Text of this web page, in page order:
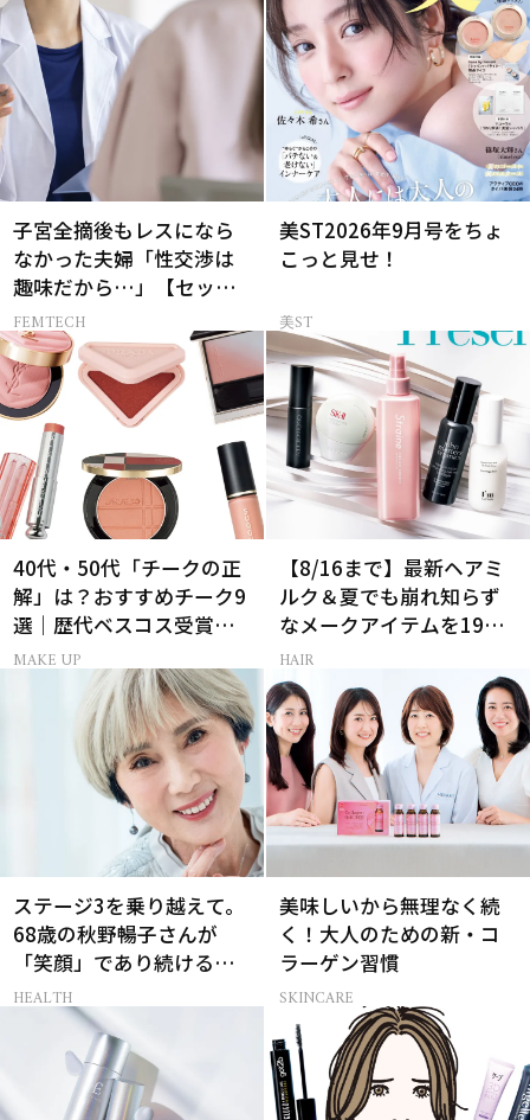
子宮全摘後もレスになら
なかった夫婦「性交渉は
趣味だから…」【セック
スレス AND THE CITY -女
たちの告白-】
FEMTECH
美ST2026年9月号をちょ
こっと見せ！
美ST
40代・50代「チークの正
解」は？おすすめチーク9
選｜歴代ベスコス受賞ま
とめ＆正しい使い方
MAKE UP
【8/16まで】最新ヘアミ
ルク＆夏でも崩れ知らず
なメークアイテムを19名
様にプレゼント！
HAIR
ステージ3を乗り越えて。
68歳の秋野暢子さんが
「笑顔」であり続ける理
由
HEALTH
美味しいから無理なく続
く！大人のための新・コ
ラーゲン習慣
SKINCARE